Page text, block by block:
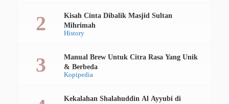
History
Kisah Cinta Dibalik Masjid Sultan
Mihrimah
Kopipedia
Manual Brew Untuk Citra Rasa Yang Unik
& Berbeda
Kekalahan Shalahuddin Al Ayyubi di